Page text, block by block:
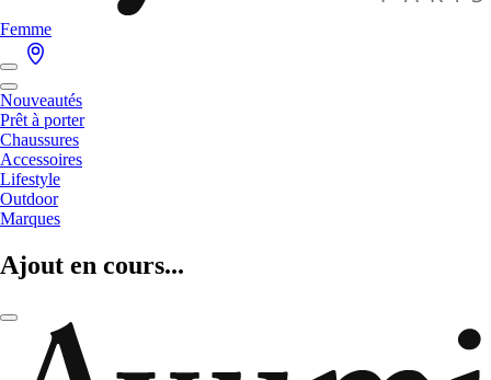
Femme
Nouveautés
Prêt à porter
Chaussures
Accessoires
Lifestyle
Outdoor
Marques
Ajout en cours...